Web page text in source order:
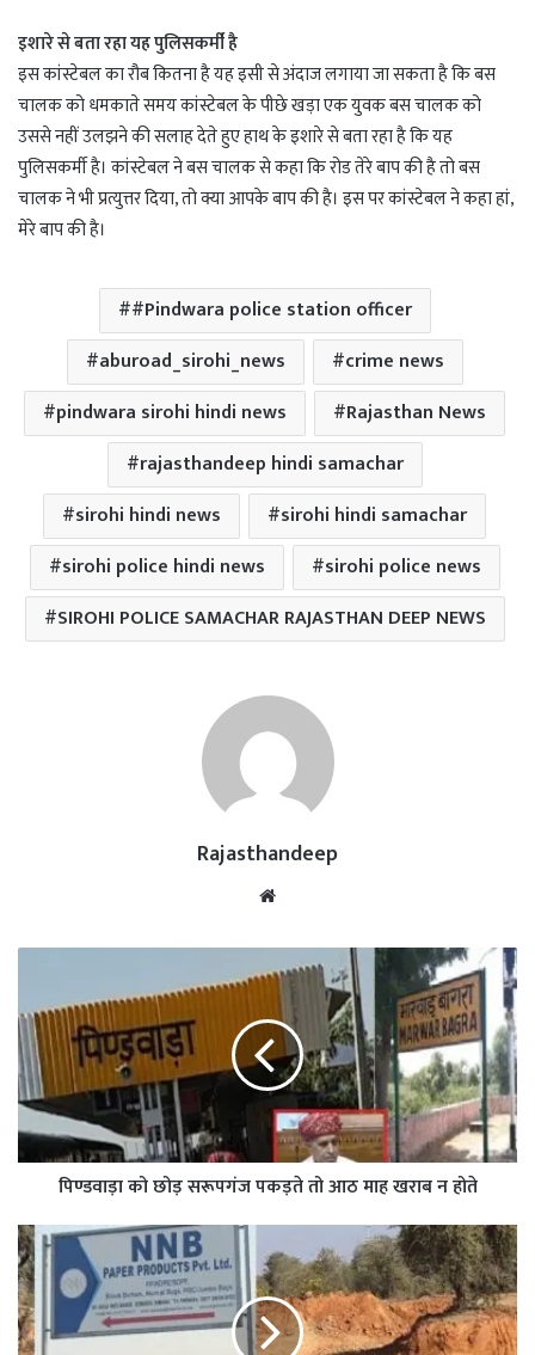
इशारे से बता रहा यह पुलिसकर्मी है
इस कांस्टेबल का रौब कितना है यह इसी से अंदाज लगाया जा सकता है कि बस
चालक को धमकाते समय कांस्टेबल के पीछे खड़ा एक युवक बस चालक को
उससे नहीं उलझने की सलाह देते हुए हाथ के इशारे से बता रहा है कि यह
पुलिसकर्मी है। कांस्टेबल ने बस चालक से कहा कि रोड तेरे बाप की है तो बस
चालक ने भी प्रत्युत्तर दिया, तो क्या आपके बाप की है। इस पर कांस्टेबल ने कहा हां,
मेरे बाप की है।
#Pindwara police station officer
aburoad_sirohi_news
crime news
pindwara sirohi hindi news
Rajasthan News
rajasthandeep hindi samachar
sirohi hindi news
sirohi hindi samachar
sirohi police hindi news
sirohi police news
SIROHI POLICE SAMACHAR RAJASTHAN DEEP NEWS
Rajasthandeep
पिण्डवाड़ा को छोड़ सरूपगंज पकड़ते तो आठ माह खराब न होते